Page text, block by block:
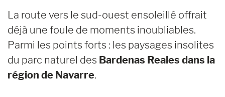
La route vers le sud-ouest ensoleillé offrait
déjà une foule de moments inoubliables.
Parmi les points forts : les paysages insolites
du parc naturel des Bardenas Reales dans la
région de Navarre.